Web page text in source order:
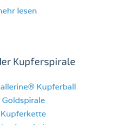
lesen
Kupferspirale
Kupferball
Goldspirale